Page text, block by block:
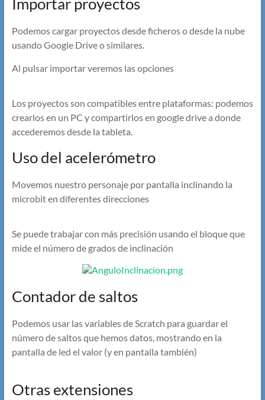
Importar proyectos
Podemos cargar proyectos desde ficheros o desde la nube
usando Google Drive o similares.
Al pulsar importar veremos las opciones
Los proyectos son compatibles entre plataformas: podemos
crearlos en un PC y compartirlos en google drive a donde
accederemos desde la tableta.
Uso del acelerómetro
Movemos nuestro personaje por pantalla inclinando la
microbit en diferentes direcciones
Se puede trabajar con más precisión usando el bloque que
mide el número de grados de inclinación
Contador de saltos
Podemos usar las variables de Scratch para guardar el
número de saltos que hemos datos, mostrando en la
pantalla de led el valor (y en pantalla también)
Otras extensiones